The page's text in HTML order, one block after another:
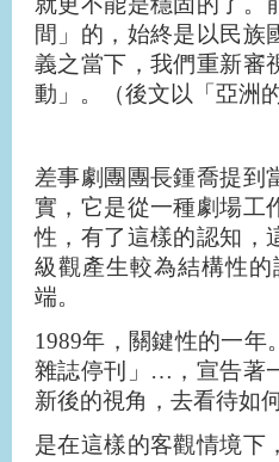
就更不能是穩固的了。
間」的，始終是以民族
義之當下，我們重新審
動」。（後文以「亞洲
差事劇團團長鍾喬提到
實，它是從一種劇場工
性，有了這樣的認知，
級觀產生較為結構性
端。
1989年，關鍵性的一年
雜誌停刊」…，宣告著
新後的視角，去看待如
是在這樣的客觀情境下